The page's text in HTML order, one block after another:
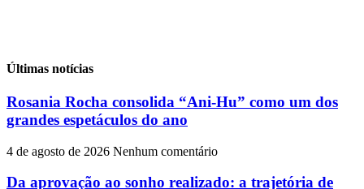
Últimas notícias
Rosania Rocha consolida “Ani-Hu” como um dos
grandes espetáculos do ano
4 de agosto de 2026 Nenhum comentário
Da aprovação ao sonho realizado: a trajetória de